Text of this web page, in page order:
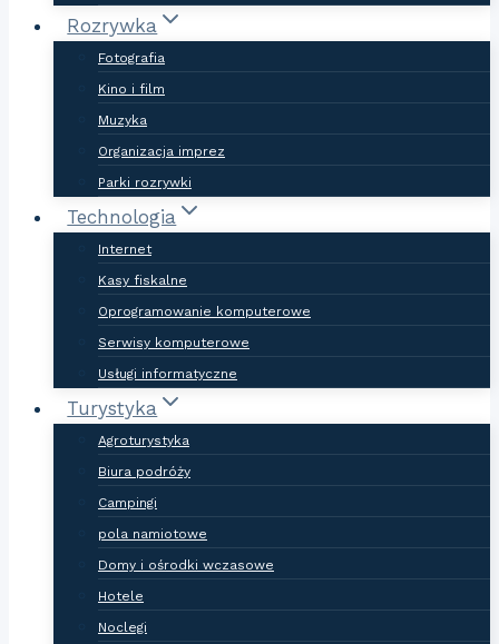
Rozrywka
Fotografia
Kino i film
Muzyka
Organizacja imprez
Parki rozrywki
Technologia
Internet
Kasy fiskalne
Oprogramowanie komputerowe
Serwisy komputerowe
Usługi informatyczne
Turystyka
Agroturystyka
Biura podróży
Campingi
pola namiotowe
Domy i ośrodki wczasowe
Hotele
Noclegi